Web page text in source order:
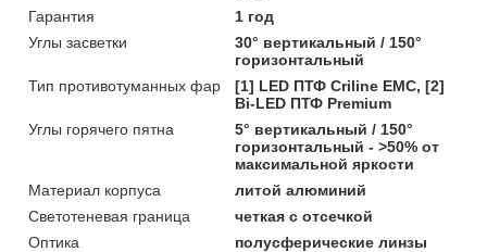
Гарантия
1 год
Углы засветки
30° вертикальный / 150°
горизонтальный
Тип противотуманных фар
[1] LED ПТФ Crilinе EMC, [2]
Bi-LED ПТФ Premium
Углы горячего пятна
5° вертикальный / 150°
горизонтальный - >50% от
максимальной яркости
Материал корпуса
литой алюминий
Светотеневая граница
четкая с отсечкой
Оптика
полусферические линзы